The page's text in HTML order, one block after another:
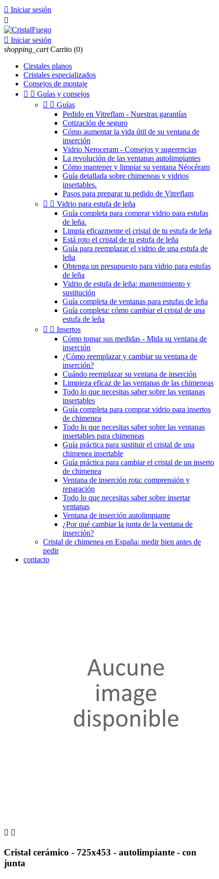
 Iniciar sesión

 Iniciar sesión
shopping_cart Carrito (0)
Cirstales planos
Cristales especializados
Consejos de montaje
  Guías y consejos
  Guías
Pedido en Vitreflam - Nuestras garantías
Cotización de seguro
Cómo aumentar la vida útil de su ventana de
inserción
Vidrio Neroceram - Consejos y sugerencias
La revolución de las ventanas autolimpiantes
Cómo mantener y limpiar su ventana Néocéram
Guía detallada sobre chimeneas y vidrios
insertables.
Pasos para preparar tu pedido de Vitreflam
  Vidrio para estufa de leña
Guía completa para comprar vidrio para estufas
de leña.
Limpia eficazmente el cristal de tu estufa de leña
Está roto el cristal de tu estufa de leña
Guía para reemplazar el vidrio de una estufa de
leña
Obtenga un presupuesto para vidrio para estufas
de leña
Vidrio de estufa de leña: mantenimiento y
sustitución
Guía completa de ventanas para estufas de leña
Guía completa: cómo cambiar el cristal de una
estufa de leña
  Insertos
Cómo tomar sus medidas - Mida su ventana de
inserción
¿Cómo reemplazar y cambiar su ventana de
inserción?
Cuándo reemplazar su ventana de inserción
Limpieza eficaz de las ventanas de las chimeneas
Todo lo que necesitas saber sobre las ventanas
insertables
Guía completa para comprar vidrio para insertos
de chimenea
Todo lo que necesitas saber sobre las ventanas
insertables para chimeneas
Guía práctica para sustituir el cristal de una
chimenea insertable
Guía práctica para cambiar el cristal de un inserto
de chimenea
Ventana de inserción rota: comprensión y
reparación
Todo lo que necesitas saber sobre insertar
ventanas
Ventana de inserción autolimpiante
¿Por qué cambiar la junta de la ventana de
inserción?
Cristal de chimenea en España: medir bien antes de
pedir
contacto
 
Cristal cerámico - 725x453 - autolimpiante - con
junta